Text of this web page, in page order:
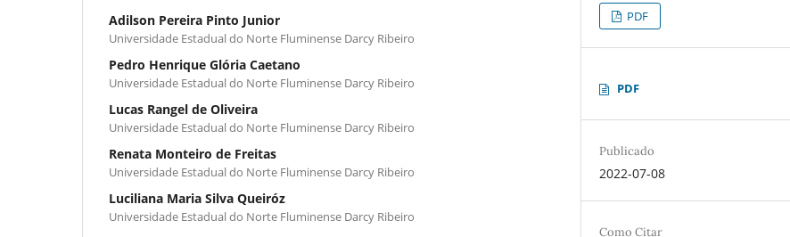
Adilson Pereira Pinto Junior
Universidade Estadual do Norte Fluminense Darcy Ribeiro
Pedro Henrique Glória Caetano
Universidade Estadual do Norte Fluminense Darcy Ribeiro
Lucas Rangel de Oliveira
Universidade Estadual do Norte Fluminense Darcy Ribeiro
Renata Monteiro de Freitas
Universidade Estadual do Norte Fluminense Darcy Ribeiro
Luciliana Maria Silva Queiróz
Universidade Estadual do Norte Fluminense Darcy Ribeiro
PDF
PDF
Publicado
2022-07-08
Como Citar